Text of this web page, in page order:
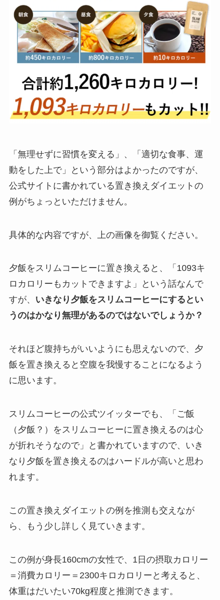
「無理せずに習慣を変える」、「適切な食事、運
動をした上で」という部分はよかったのですが、
公式サイトに書かれている置き換えダイエットの
例がちょっといただけません。
具体的な内容ですが、上の画像を御覧ください。
夕飯をスリムコーヒーに置き換えると、「1093キ
ロカロリーもカットできますよ」という話なんで
すが、 いきなり夕飯をスリムコーヒーにするとい
うのはかなり無理があるのではないでしょうか？
それほど腹持ちがいいようにも思えないので、夕
飯を置き換えると空腹を我慢することになるよう
に思います。
スリムコーヒーの公式ツイッターでも、「ご飯
（夕飯？）をスリムコーヒーに置き換えるのは心
が折れそうなので」と書かれていますので、いき
なり夕飯を置き換えるのはハードルが高いと思わ
れます。
この置き換えダイエットの例を推測も交えなが
ら、もう少し詳しく見ていきます。
この例が身長160cmの女性で、1日の摂取カロリー
＝消費カロリー＝2300キロカロリーと考えると、
体重はだいたい70kg程度と推測できます。